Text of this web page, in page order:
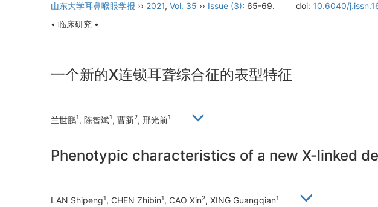
山东大学耳鼻喉眼学报 ›› 2021, Vol. 35 ›› Issue (3): 65-69. doi: 10.6040/
• 临床研究 •
一个新的X连锁耳聋综合征的表型特征
兰世鹏1, 陈智斌1, 曹新2, 邢光前1
Phenotypic characteristics of a new X-linked
LAN Shipeng1, CHEN Zhibin1, CAO Xin2, XING Guangqian1